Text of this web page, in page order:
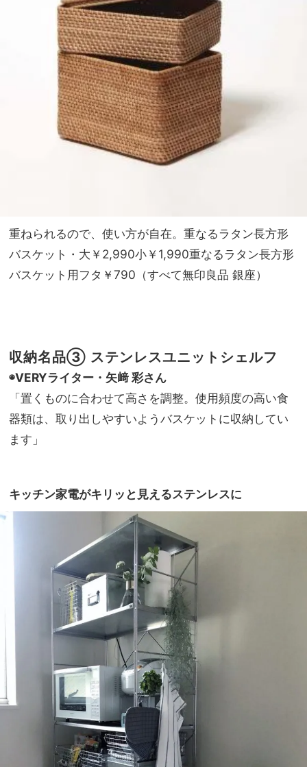
重ねられるので、使い方が自在。重なるラタン長方形
バスケット・大￥2,990小￥1,990重なるラタン長方形
バスケット用フタ￥790（すべて無印良品 銀座）
収納名品③ ステンレスユニットシェルフ
◉VERYライター・矢﨑 彩さん
「置くものに合わせて高さを調整。使用頻度の高い食
器類は、取り出しやすいようバスケットに収納してい
ます」
キッチン家電がキリッと見えるステンレスに